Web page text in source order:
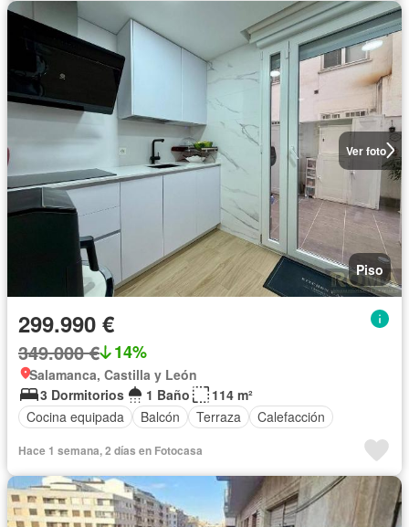
Ver foto
Piso
299.990 €
349.000 € 14%
Salamanca, Castilla y León
3 Dormitorios
1 Baño
114 m²
Cocina equipada
Balcón Terraza Calefacción
Hace 1 semana, 2 días en Fotocasa